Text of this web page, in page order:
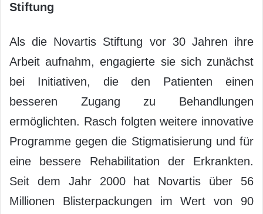
Stiftung
Als die Novartis Stiftung vor 30 Jahren ihre
Arbeit aufnahm, engagierte sie sich zunächst
bei Initiativen, die den Patienten einen
besseren Zugang zu Behandlungen
ermöglichten. Rasch folgten weitere innovative
Programme gegen die Stigmatisierung und für
eine bessere Rehabilitation der Erkrankten.
Seit dem Jahr 2000 hat Novartis über 56
Millionen Blisterpackungen im Wert von 90